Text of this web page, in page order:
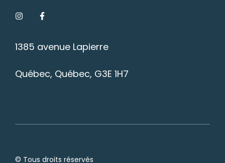
1385 avenue Lapierre
Québec, Québec, G3E 1H7
© Tous droits réservés